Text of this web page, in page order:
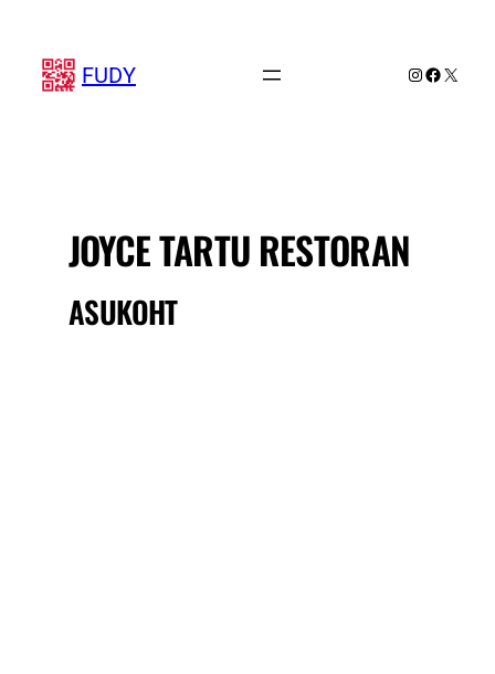
juurde
FUDY Instagram
X
JOYCE TARTU RESTORAN
ASUKOHT